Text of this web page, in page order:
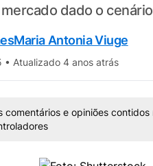
dado o
Maria Antonia Viuge
• Atualizado 4 anos atrás
comentários e opiniões